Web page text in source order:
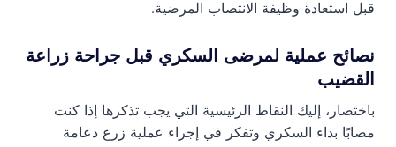
قبل استعادة وظيفة الانتصاب المرضية.
نصائح عملية لمرضى السكري قبل جراحة زراعة
القضيب
باختصار، إليك النقاط الرئيسية التي يجب تذكرها إذا كنت
مصابًا بداء السكري وتفكر في إجراء عملية زرع دعامة